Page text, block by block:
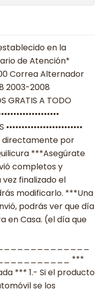
en la
de Atención*
Correa Alternador
2003-2008
GRATIS A TODO
directamente por
***Asegúrate
completos y
finalizado el
modificarlo. ***Una
podrás ver que día
en Casa. (el día que
***
*** 1.- Si el producto
se los